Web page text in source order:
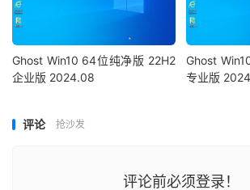
Ghost Win10 64位纯净版 22H2
企业版 2024.08
Ghost
专业版
评论 抢沙发
评论前必须登录！